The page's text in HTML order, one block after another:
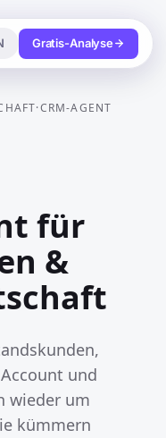
Gratis-Analyse
·CRM-AGENT
für
&
und
wieder um
kümmern